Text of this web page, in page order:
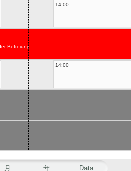
月 年 Data
14:00
Befreiung
14:00